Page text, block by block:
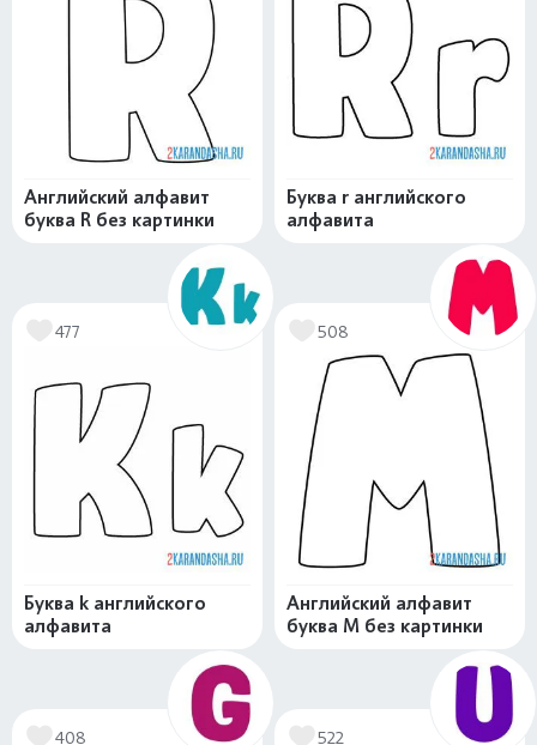
Английский алфавит
буква R без картинки
Буква r английского
алфавита
477
Буква k английского
алфавита
508
Английский алфавит
буква M без картинки
408 522